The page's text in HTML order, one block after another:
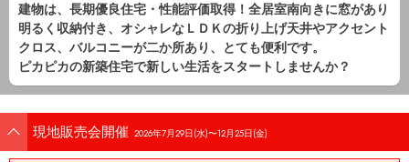
建物は、長期優良住宅・性能評価取得！全居室南向きに窓があり
明るく収納付き、オシャレなＬＤＫの折り上げ天井やアクセント
クロス、バルコニーが二か所あり、とても便利です。
ピカピカの新築住宅で新しい生活をスタートしませんか？
現地販売会開催 2026年7月29日(水)〜12月25日(金)